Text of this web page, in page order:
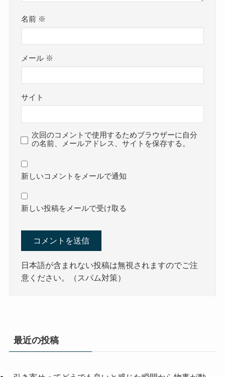
名前 ※
メール ※
サイト
次回のコメントで使用するためブラウザーに自分
の名前、メールアドレス、サイトを保存する。
新しいコメントをメールで通知
新しい投稿をメールで受け取る
日本語が含まれない投稿は無視されますのでご注
意ください。（スパム対策）
最近の投稿